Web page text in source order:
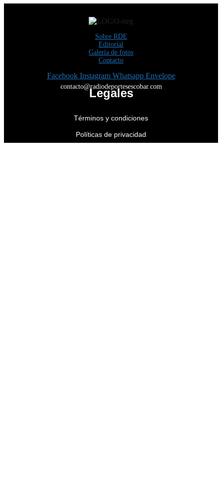
Sobre RDE
Editorial
Galería de fotos
Contacto
Facebook Instagram Whatsapp Envelope
contacto@radiodeportesescobar.com
Legales
Términos y condiciones
Políticas de privacidad